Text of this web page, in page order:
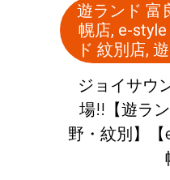
遊ランド 富
幌店, e-
ド 紋別店,
ジョイサウ
場!!【遊ラ
野・紋別】